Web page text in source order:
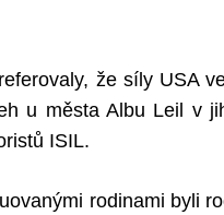
že síly USA
u města Albu Leil v
ISIL.
rodinami byli